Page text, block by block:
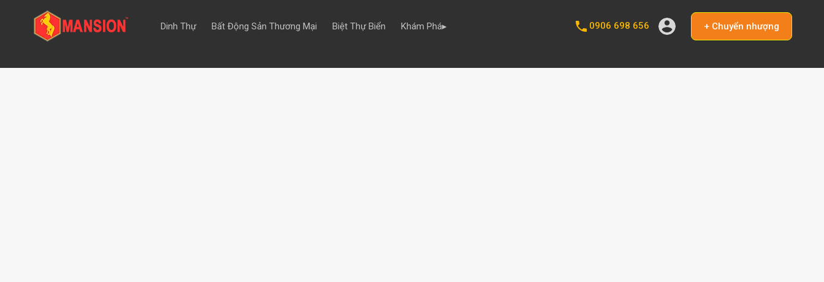
Dinh Thự Bất Động Sản Thương Mại Biệt Thự Biển Khám Phá▸ 0906 698 656 + Chuyển nhượng